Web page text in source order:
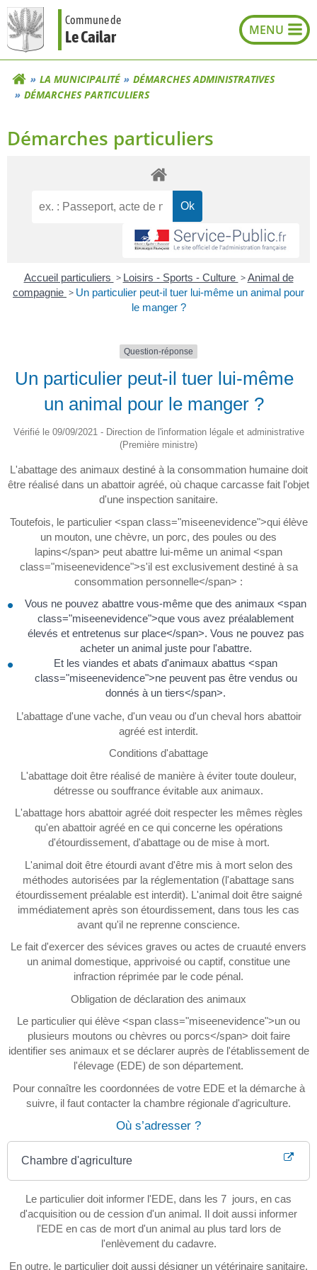
Aller
au
contenu
Commune de
Le Cailar
LA MUNICIPALITÉ
DÉMARCHES ADMINISTRATIVES
DÉMARCHES PARTICULIERS
Démarches particuliers
Accueil particuliers > Loisirs - Sports - Culture > Animal de
compagnie > Un particulier peut-il tuer lui-même un animal pour
le manger ?
Question-réponse
Un particulier peut-il tuer lui-même
un animal pour le manger ?
Vérifié le 09/09/2021 - Direction de l'information légale et administrative
(Première ministre)
L'abattage des animaux destiné à la consommation humaine doit
être réalisé dans un abattoir agréé, où chaque carcasse fait l'objet
d'une inspection sanitaire.
Toutefois, le particulier <span class="miseenevidence">qui élève
un mouton, une chèvre, un porc, des poules ou des
lapins</span> peut abattre lui-même un animal <span
class="miseenevidence">s'il est exclusivement destiné à sa
consommation personnelle</span> :
Vous ne pouvez abattre vous-même que des animaux <span
class="miseenevidence">que vous avez préalablement
élevés et entretenus sur place</span>. Vous ne pouvez pas
acheter un animal juste pour l'abattre.
Et les viandes et abats d'animaux abattus <span
class="miseenevidence">ne peuvent pas être vendus ou
donnés à un tiers</span>.
L’abattage d'une vache, d'un veau ou d'un cheval hors abattoir
agréé est interdit.
Conditions d'abattage
L'abattage doit être réalisé de manière à éviter toute douleur,
détresse ou souffrance évitable aux animaux.
L'abattage hors abattoir agréé doit respecter les mêmes règles
qu'en abattoir agréé en ce qui concerne les opérations
d'étourdissement, d'abattage ou de mise à mort.
L'animal doit être étourdi avant d'être mis à mort selon des
méthodes autorisées par la réglementation (l'abattage sans
étourdissement préalable est interdit). L'animal doit être saigné
immédiatement après son étourdissement, dans tous les cas
avant qu'il ne reprenne conscience.
Le fait d'exercer des sévices graves ou actes de cruauté envers
un animal domestique, apprivoisé ou captif, constitue une
infraction réprimée par le code pénal.
Obligation de déclaration des animaux
Le particulier qui élève <span class="miseenevidence">un ou
plusieurs moutons ou chèvres ou porcs</span> doit faire
identifier ses animaux et se déclarer auprès de l'établissement de
l'élevage (EDE) de son département.
Pour connaître les coordonnées de votre EDE et la démarche à
suivre, il faut contacter la chambre régionale d'agriculture.
Où s’adresser ?
Chambre d'agriculture
Le particulier doit informer l'EDE, dans les 7 jours, en cas
d'acquisition ou de cession d'un animal. Il doit aussi informer
l'EDE en cas de mort d'un animal au plus tard lors de
l'enlèvement du cadavre.
En outre, le particulier doit aussi désigner un vétérinaire sanitaire,